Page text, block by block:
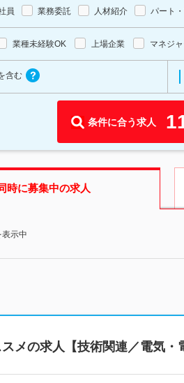
員 業務委託 人材紹介 パート
業種未経験OK 上場企業 マネジ
含む
条件に合う求人
時に募集中の求人
示中
メの求人【技術関連／電気・